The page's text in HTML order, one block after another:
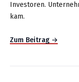
Investoren.
kam.
Zum Beitrag →